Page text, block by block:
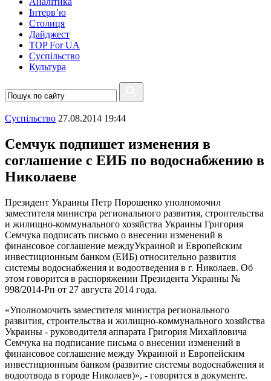
Інтерв’ю
Столиця
Дайджест
TOP For UA
Суспiльство
Культура
Суспiльство 27.08.2014 19:44
Семчук подпишет изменения в
соглашение с ЕИБ по водоснабжению в
Николаеве
Президент Украины Петр Порошенко уполномочил
заместителя министра регионального развития, строительства
и жилищно-коммунального хозяйства Украины Григория
Семчука подписать письмо о внесении изменений в
финансовое соглашение междуУкраиной и Европейским
инвестиционным банком (ЕИБ) относительно развития
системы водоснабжения и водоотведения в г. Николаев. Об
этом говорится в распоряжении Президента Украины №
998/2014-Рп от 27 августа 2014 года.
«Уполномочить заместителя министра регионального
развития, строительства и жилищно-коммунального хозяйства
Украины - руководителя аппарата Григория Михайловича
Семчука на подписание письма о внесении изменений в
финансовое соглашение между Украиной и Европейским
инвестиционным банком (развитие системы водоснабжения и
водоотвода в городе Николаев)», - говорится в документе.